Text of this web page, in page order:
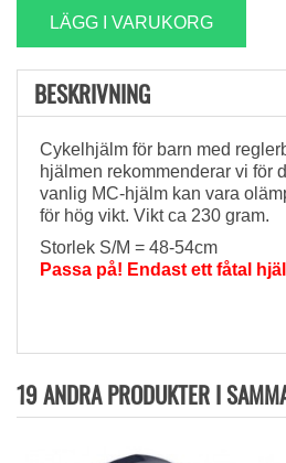
LÄGG I VARUKORG
BESKRIVNING
Cykelhjälm för barn med
hjälmen rekommenderar vi för
vanlig MC-hjälm kan vara
för hög vikt. Vikt ca 230 gram.
Storlek S/M = 48-54cm
Passa på! Endast ett fåtal
19 ANDRA PRODUKTER I